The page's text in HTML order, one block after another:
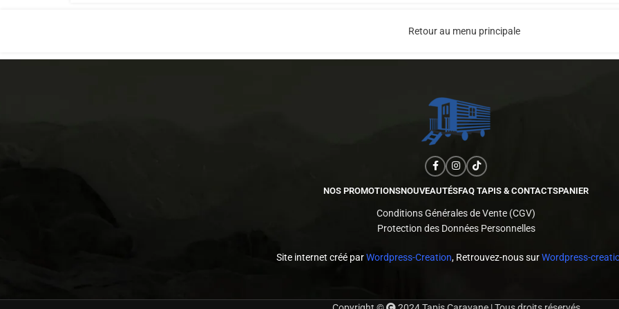
Retour au menu principale
NOS PROMOTIONSNOUVEAUTÉSFAQ TAPIS & CONTACTSPANIER
Conditions Générales de Vente (CGV)
Protection des Données Personnelles
Site internet créé parWordpress-Creation, Retrouvez-nous surWordpress-